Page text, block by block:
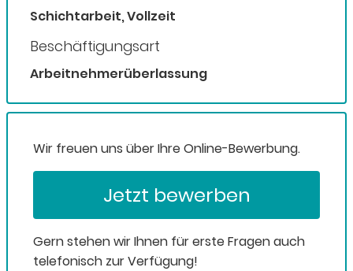
Schichtarbeit, Vollzeit
Beschäftigungsart
Arbeitnehmerüberlassung
Wir freuen uns über Ihre Online-Bewerbung.
Jetzt bewerben
Gern stehen wir Ihnen für erste Fragen auch
telefonisch zur Verfügung!